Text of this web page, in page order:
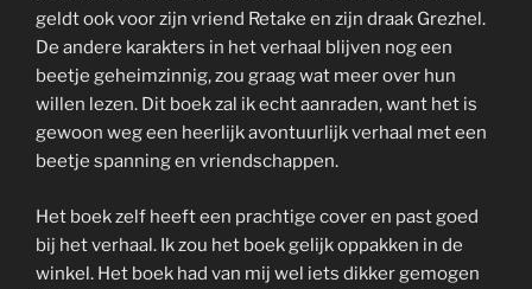
geldt ook voor zijn vriend Retake en zijn draak Grezhel.
De andere karakters in het verhaal blijven nog een
beetje geheimzinnig, zou graag wat meer over hun
willen lezen. Dit boek zal ik echt aanraden, want het is
gewoon weg een heerlijk avontuurlijk verhaal met een
beetje spanning en vriendschappen.
Het boek zelf heeft een prachtige cover en past goed
bij het verhaal. Ik zou het boek gelijk oppakken in de
winkel. Het boek had van mij wel iets dikker gemogen